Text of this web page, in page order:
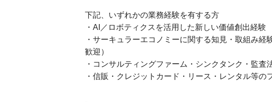
下記、いずれかの業務経験を有する方
・AI／ロボティクスを活用した新しい価値創出経験
・サーキュラーエコノミーに関する知見・取組み
歓迎）
・コンサルティングファーム・シンクタンク・監査
・信販・クレジットカード・リース・レンタル等